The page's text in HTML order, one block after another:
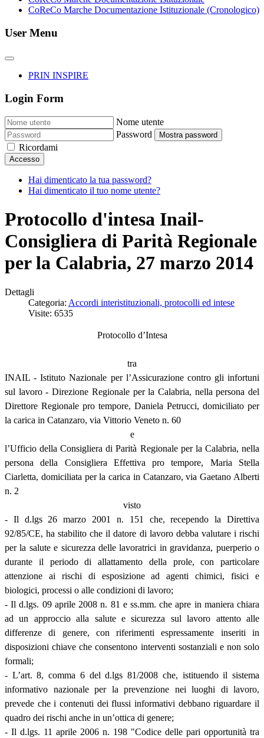
CoReCo Marche Documentazione Istituzionale (Cronologico)
User Menu
PRIN INSPIRE
Login Form
Nome utente
Password
Mostra password
Ricordami
Accesso
Hai dimenticato la tua password?
Hai dimenticato il tuo nome utente?
Protocollo d'intesa Inail-
Consigliera di Parità Regionale
per la Calabria, 27 marzo 2014
Dettagli
Categoria: Accordi interistituzionali, protocolli ed intese
Visite: 6535
Protocollo d’Intesa
tra
INAIL - Istituto Nazionale per l’Assicurazione contro gli infortuni
sul lavoro - Direzione Regionale per la Calabria, nella persona del
Direttore Regionale pro tempore, Daniela Petrucci, domiciliato per
la carica in Catanzaro, via Vittorio Veneto n. 60
e
l’Ufficio della Consigliera di Parità Regionale per la Calabria, nella
persona della Consigliera Effettiva pro tempore, Maria Stella
Ciarletta, domiciliata per la carica in Catanzaro, via Gaetano Alberti
n. 2
visto
- Il d.lgs 26 marzo 2001 n. 151 che, recependo la Direttiva
92/85/CE, ha stabilito che il datore di lavoro debba valutare i rischi
per la salute e sicurezza delle lavoratrici in gravidanza, puerperio o
durante il periodo di allattamento della prole, con particolare
attenzione ai rischi di esposizione ad agenti chimici, fisici e
biologici, processi o alle condizioni di lavoro;
- Il d.lgs. 09 aprile 2008 n. 81 e ss.mm. che apre in maniera chiara
ad un approccio alla salute e sicurezza sul lavoro attento alle
differenze di genere, con riferimenti espressamente inseriti in
disposizioni chiave che consentono interventi sostanziali e non solo
formali;
- L’art. 8, comma 6 del d.lgs 81/2008 che, istituendo il sistema
informativo nazionale per la prevenzione nei luoghi di lavoro,
prevede che i contenuti dei flussi informativi debbano riguardare il
quadro dei rischi anche in un’ottica di genere;
- Il d.lgs. 11 aprile 2006 n. 198 "Codice delle pari opportunità tra